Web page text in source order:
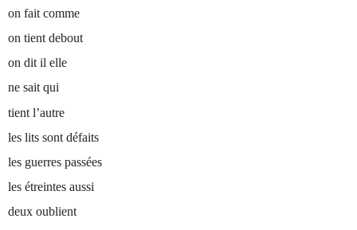
on fait comme
on tient debout
on dit il elle
ne sait qui
tient l’autre
les lits sont défaits
les guerres passées
les étreintes aussi
deux oublient